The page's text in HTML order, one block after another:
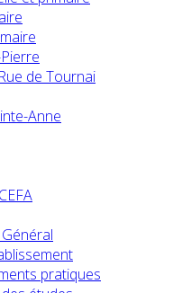
de Tournai
Anne
pratiques